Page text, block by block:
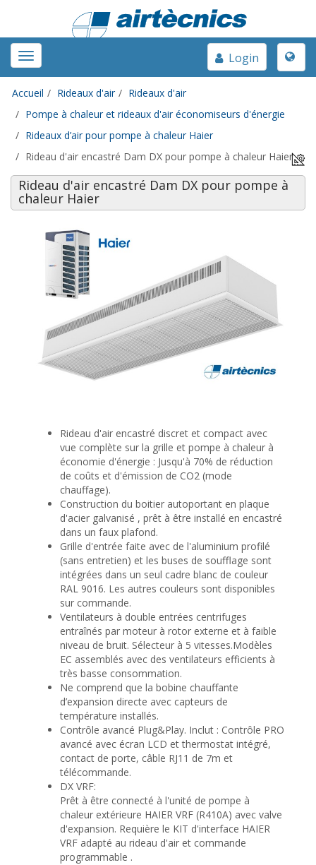
Toggle
navigation
Toggle
Login
Accueil Rideaux d'air
Rideaux d'air
Pompe à chaleur et rideaux d'air économiseurs d'énergie
Rideaux d’air pour pompe à chaleur Haier
Rideau d'air encastré Dam DX pour pompe à chaleur Haier
Rideau d'air encastré Dam DX pour pompe à
chaleur Haier
Rideau d'air encastré discret et compact avec
vue complète sur la grille et pompe à chaleur à
économie d'énergie : Jusqu'à 70% de réduction
de coûts et d'émission de CO2 (mode
chauffage).
Construction du boitier autoportant en plaque
d'acier galvanisé , prêt à être installé en encastré
dans un faux plafond.
Grille d'entrée faite avec de l'aluminium profilé
(sans entretien) et les buses de soufflage sont
intégrées dans un seul cadre blanc de couleur
RAL 9016. Les autres couleurs sont disponibles
sur commande.
Ventilateurs à double entrées centrifuges
entraînés par moteur à rotor externe et à faible
niveau de bruit. Sélecteur à 5 vitesses.Modèles
EC assemblés avec des ventilateurs efficients à
très basse consommation.
Ne comprend que la bobine chauffante
d’expansion directe avec capteurs de
température installés.
Contrôle avancé Plug&Play. Inclut : Contrôle PRO
avancé avec écran LCD et thermostat intégré,
contact de porte, câble RJ11 de 7m et
télécommande.
DX VRF:
Prêt à être connecté à l'unité de pompe à
chaleur extérieure HAIER VRF (R410A) avec valve
d'expansion. Requière le KIT d'interface HAIER
VRF adapté au rideau d'air et commande
programmable .